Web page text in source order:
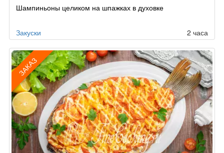
Шампиньоны целиком на шпажках в духовке
Закуски 2 часа
ЗАКАЗ